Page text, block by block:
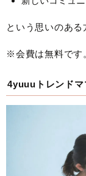
という思いのある
※会費は無料です
4yuuuトレンドマ